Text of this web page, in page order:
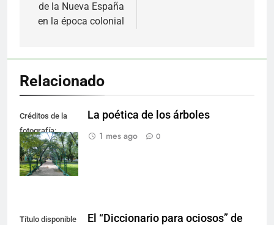
de la Nueva España
en la época colonial
Relacionado
Créditos de la
fotografía:
Roberto García.
La poética de los árboles
1 mes ago
0
Título disponible
El “Diccionario para ociosos” de